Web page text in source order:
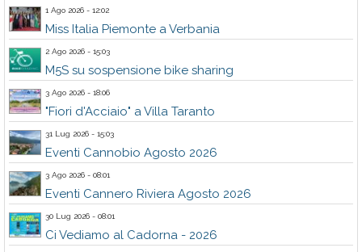
1 Ago 2026 - 12:02
Miss Italia Piemonte a Verbania
2 Ago 2026 - 15:03
M5S su sospensione bike sharing
3 Ago 2026 - 18:06
"Fiori d'Acciaio" a Villa Taranto
31 Lug 2026 - 15:03
Eventi Cannobio Agosto 2026
3 Ago 2026 - 08:01
Eventi Cannero Riviera Agosto 2026
30 Lug 2026 - 08:01
Ci Vediamo al Cadorna - 2026